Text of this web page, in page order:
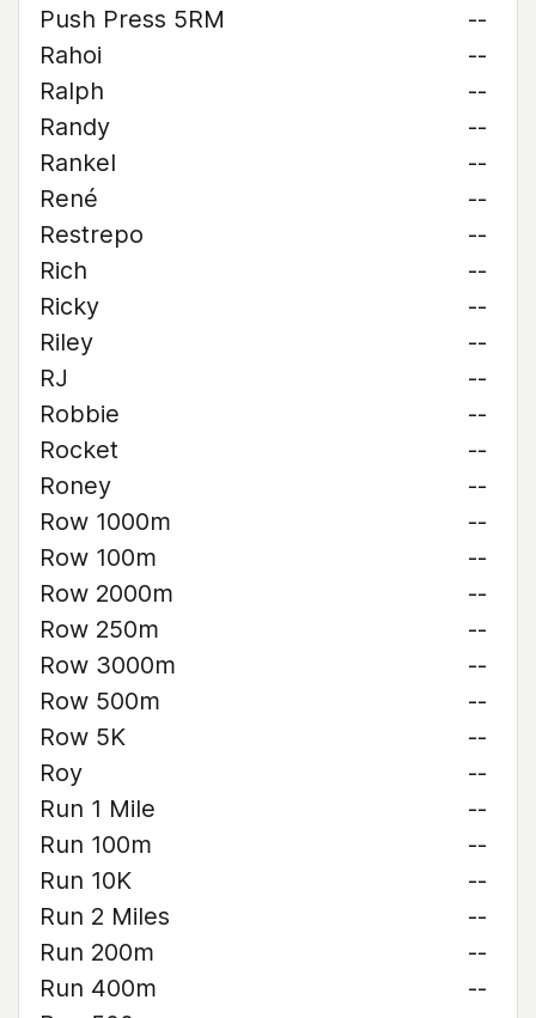
Push Press 5RM
--
Rahoi
--
Ralph
--
Randy
--
Rankel
--
René
--
Restrepo
--
Rich
--
Ricky
--
Riley
--
RJ
--
Robbie
--
Rocket
--
Roney
--
Row 1000m
--
Row 100m
--
Row 2000m
--
Row 250m
--
Row 3000m
--
Row 500m
--
Row 5K
--
Roy
--
Run 1 Mile
--
Run 100m
--
Run 10K
--
Run 2 Miles
--
Run 200m
--
Run 400m
--